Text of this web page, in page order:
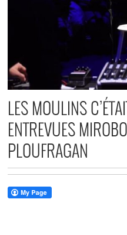
LES MOULINS
ENTREVUES
PLOUFRAGAN